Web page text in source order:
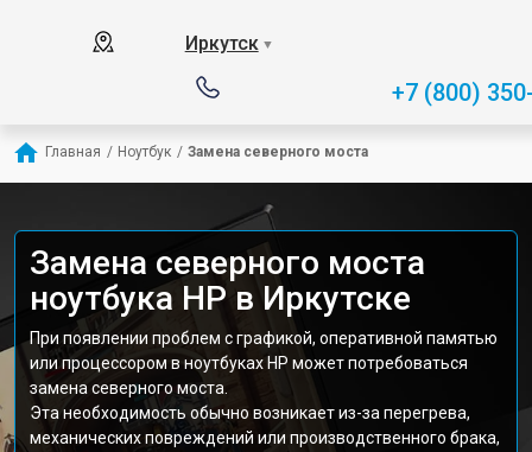
Иркутск ▼
+7 (800)
Главная / Ноутбук / Замена северного моста
Замена северного моста
ноутбука HP в Иркутске
При появлении проблем с графикой, оперативной памятью
или процессором в ноутбуках HP может потребоваться
замена северного моста.
Эта необходимость обычно возникает из-за перегрева,
механических повреждений или производственного брака,